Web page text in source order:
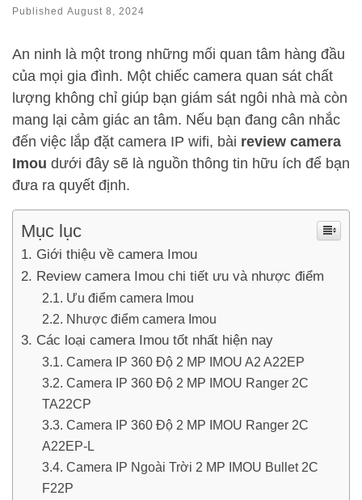
Published August 8, 2024
An ninh là một trong những mối quan tâm hàng đầu
của mọi gia đình. Một chiếc camera quan sát chất
lượng không chỉ giúp bạn giám sát ngôi nhà mà còn
mang lại cảm giác an tâm. Nếu bạn đang cân nhắc
đến việc lắp đặt camera IP wifi, bài review camera
Imou dưới đây sẽ là nguồn thông tin hữu ích để bạn
đưa ra quyết định.
Mục lục
Giới thiệu về camera Imou
Review camera Imou chi tiết ưu và nhược điểm
Ưu điểm camera Imou
Nhược điểm camera Imou
Các loại camera Imou tốt nhất hiện nay
Camera IP 360 Độ 2 MP IMOU A2 A22EP
Camera IP 360 Độ 2 MP IMOU Ranger 2C
TA22CP
Camera IP 360 Độ 2 MP IMOU Ranger 2C
A22EP-L
Camera IP Ngoài Trời 2 MP IMOU Bullet 2C
F22P